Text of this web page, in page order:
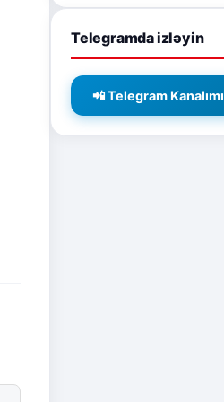
Telegramda izləyin
📲 Telegram